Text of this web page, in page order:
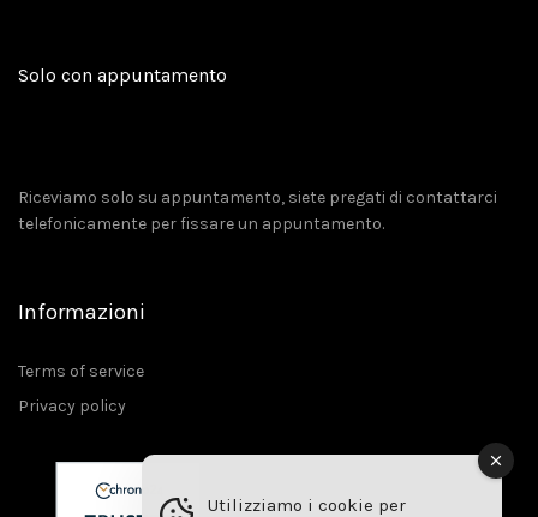
Solo con appuntamento
Riceviamo solo su appuntamento, siete pregati di contattarci
telefonicamente per fissare un appuntamento.
Informazioni
Terms of service
Privacy policy
Utilizziamo i cookie per